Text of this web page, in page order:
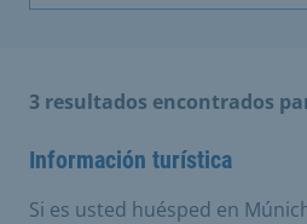
3 resultados encontrados
Información turística
Si es usted huésped en